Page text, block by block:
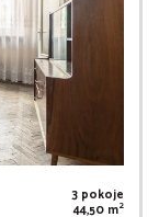
3 pokoje
44,50 m2